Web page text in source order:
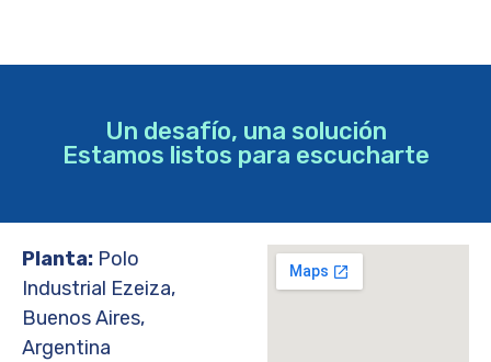
Un desafío, una solución
Estamos listos para escucharte
Planta: Polo
Industrial Ezeiza,
Buenos Aires,
Argentina